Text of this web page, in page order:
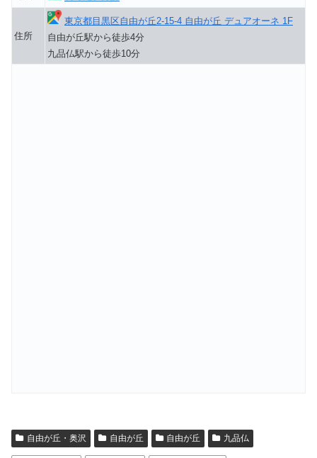
住所
東京都目黒区自由が丘2-15-4 自由が丘 デュアオーネ 1F
自由が丘駅から徒歩4分
九品仏駅から徒歩10分
自由が丘・奥沢 自由が丘 自由が丘 九品仏